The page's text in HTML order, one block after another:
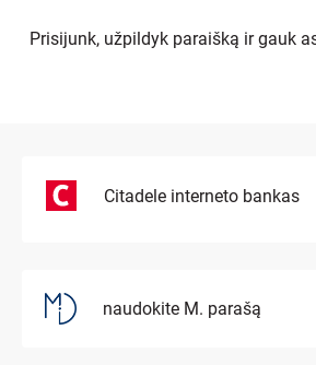
Prisijunk, užpildyk paraišką ir gauk
Citadele interneto bankas
naudokite M. parašą